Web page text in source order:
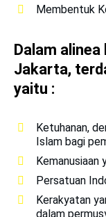
Membentuk
Dalam
Jakarta,
yaitu :
Ketuhanan,
Islam bagi
Kemanusiaan
Persatuan
Kerakyatan
dalam